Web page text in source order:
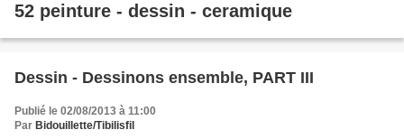
52 peinture - dessin - ceramique
Dessin - Dessinons ensemble, PART III
Publié le 02/08/2013 à 11:00
Par Bidouillette/Tibilisfil